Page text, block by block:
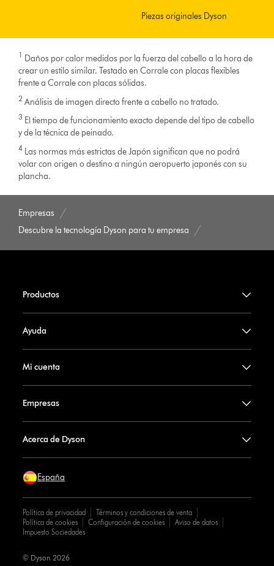
Piezas originales Dyson
1 Daños por calor medidos por la fuerza del cabello a la hora de
crear un estilo similar. Testado en Corrale con placas flexibles
frente a Corrale con placas sólidas.
2 Análisis de imagen directo frente a cabello no tratado.
3 El tiempo de funcionamiento exacto depende del tipo de cabello
y de la técnica de peinado.
4 Las normas más estrictas de Japón significan que no podrá
volar con origen o destino a ningún aeropuerto japonés con su
plancha.
Empresas
Descubre la tecnología Dyson para tu empresa
Productos
Ayuda
Mi cuenta
Empresas
Acerca de Dyson
España
Política de privacidad
Términos y condiciones de venta
Política de cookies
Configuración de cookies
Aviso de datos
Impuesto Sociedades
© Dyson 2026